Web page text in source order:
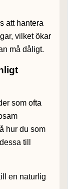
att hantera
vilket ökar
må dåligt.
som ofta
hur du som
till
en naturlig